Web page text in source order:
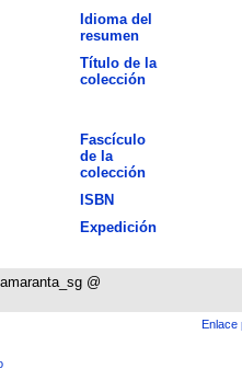
Idioma del
resumen
Título de la
colección
Fascículo
de la
colección
ISBN
Expedición
@
Enlace